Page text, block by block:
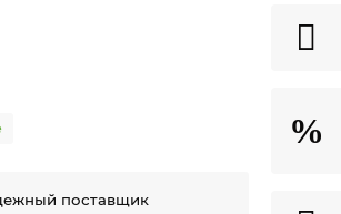
поставщик